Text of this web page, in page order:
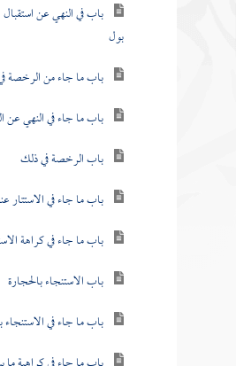
باب في النهي عن استقبال
بول
باب ما جاء من الرخصة
باب ما جاء في النهي عن
باب الرخصة في ذلك
باب ما جاء في الاستتار
باب ما جاء في كراهة
باب الاستنجاء بالحجارة
باب ما جاء في